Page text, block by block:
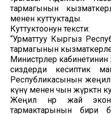
тармагынын
менен куттуктады.
Куттуктоонун тексти:
“Урматтуу Кыргыз
тармагынын
Министрлер
сиздерди кесиптик
Республикасынын жеңил
күнү менен чын жүрөктөн
Жеңил өнөр жай
тармактарынын бири